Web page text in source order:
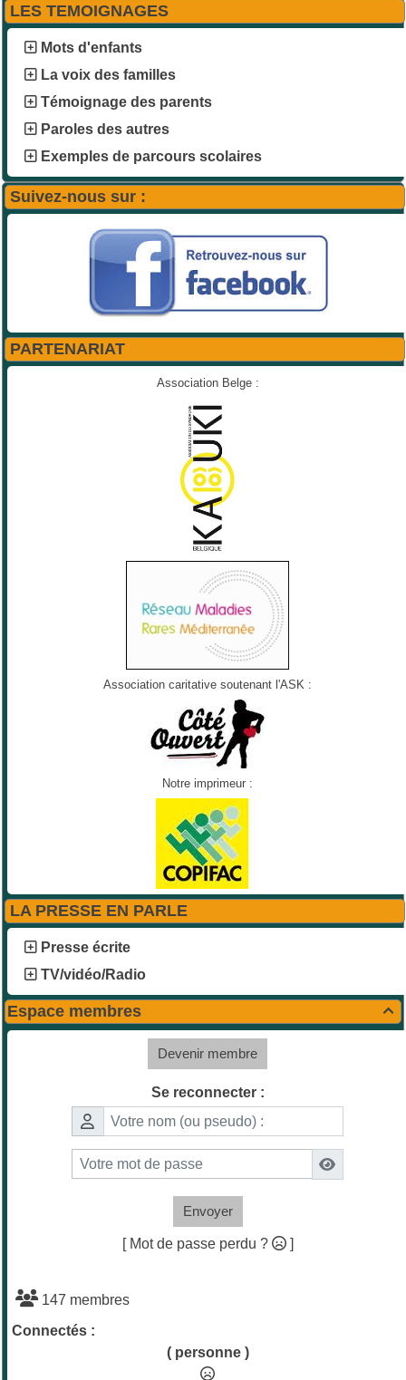
LES TEMOIGNAGES
Mots d'enfants
La voix des familles
Témoignage des parents
Paroles des autres
Exemples de parcours scolaires
Suivez-nous sur :
PARTENARIAT
Association Belge :
Association caritative soutenant l'ASK :
Notre imprimeur :
LA PRESSE EN PARLE
Presse écrite
TV/vidéo/Radio

Espace membres
Devenir membre
Se reconnecter :
Envoyer
[ Mot de passe perdu ? ]
147 membres
Connectés :
( personne )